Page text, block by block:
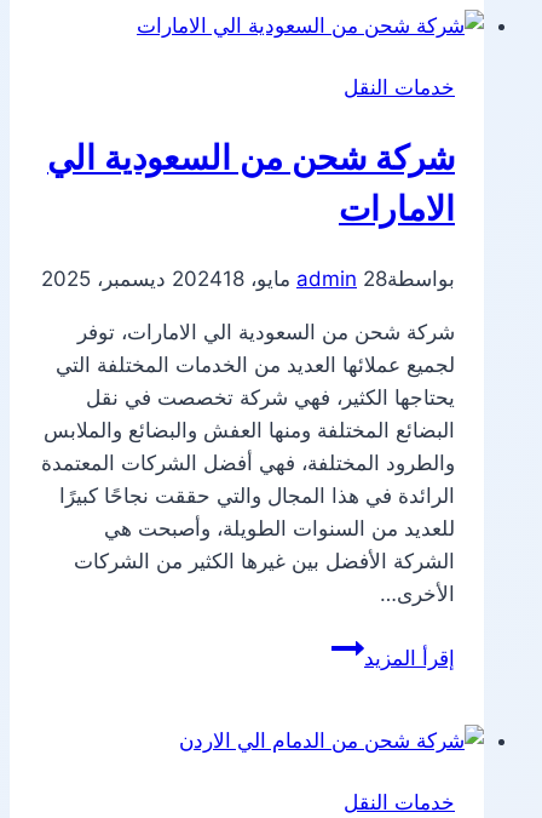
السعودية
الاردنخدمات النقل
شركة شحن من السعودية الي
الامارات
بواسطة admin 28 مايو، 2024 18 ديسمبر، 2025
شركة شحن من السعودية الي الامارات، توفر
لجميع عملائها العديد من الخدمات المختلفة التي
يحتاجها الكثير، فهي شركة تخصصت في نقل
البضائع المختلفة ومنها العفش والبضائع والملابس
والطرود المختلفة، فهي أفضل الشركات المعتمدة
الرائدة في هذا المجال والتي حققت نجاحًا كبيرًا
للعديد من السنوات الطويلة، وأصبحت هي
الشركة الأفضل بين غيرها الكثير من الشركات
الأخرى…
إقرأ المزيدشركة
السعودية
الاماراتخدمات النقل